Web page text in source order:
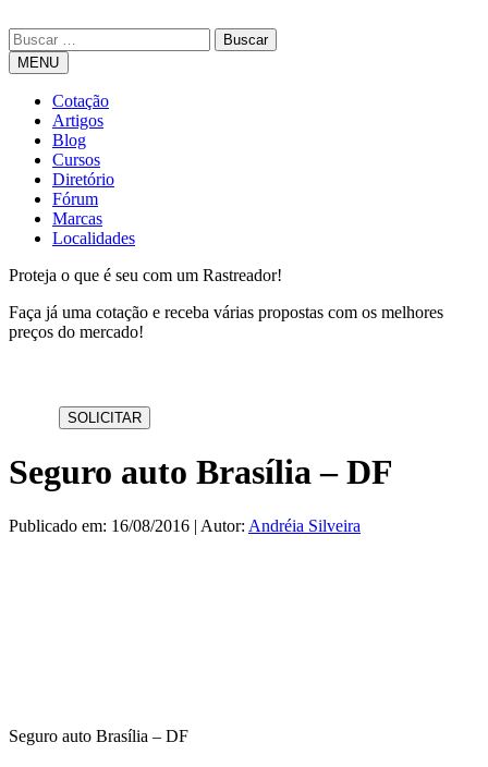
MENU
Cotação
Artigos
Blog
Cursos
Diretório
Fórum
Marcas
Localidades
Proteja o que é seu com um Rastreador!
Faça já uma cotação e receba várias propostas com os melhores
preços do mercado!
Seguro auto Brasília – DF
Publicado em: 16/08/2016 | Autor: Andréia Silveira
Seguro auto Brasília – DF